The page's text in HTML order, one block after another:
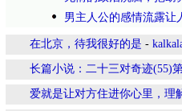
男主人公的感情流露让
在北京，待我很好的是 -
长篇小说：二十三对奇迹(55)
爱就是让对方住进你心里，理